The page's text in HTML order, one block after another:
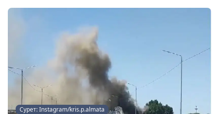
Сурет: Instagram/kris.p.almata